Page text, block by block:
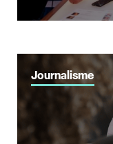
Journalisme